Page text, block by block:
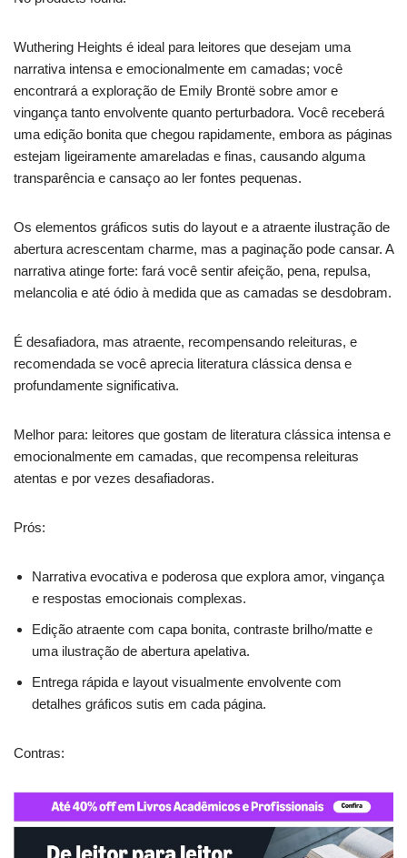
Wuthering Heights é ideal para leitores que desejam uma
narrativa intensa e emocionalmente em camadas; você
encontrará a exploração de Emily Brontë sobre amor e
vingança tanto envolvente quanto perturbadora. Você receberá
uma edição bonita que chegou rapidamente, embora as páginas
estejam ligeiramente amareladas e finas, causando alguma
transparência e cansaço ao ler fontes pequenas.
Os elementos gráficos sutis do layout e a atraente ilustração de
abertura acrescentam charme, mas a paginação pode cansar. A
narrativa atinge forte: fará você sentir afeição, pena, repulsa,
melancolia e até ódio à medida que as camadas se desdobram.
É desafiadora, mas atraente, recompensando releituras, e
recomendada se você aprecia literatura clássica densa e
profundamente significativa.
Melhor para: leitores que gostam de literatura clássica intensa e
emocionalmente em camadas, que recompensa releituras
atentas e por vezes desafiadoras.
Prós:
Narrativa evocativa e poderosa que explora amor, vingança
e respostas emocionais complexas.
Edição atraente com capa bonita, contraste brilho/matte e
uma ilustração de abertura apelativa.
Entrega rápida e layout visualmente envolvente com
detalhes gráficos sutis em cada página.
Contras: